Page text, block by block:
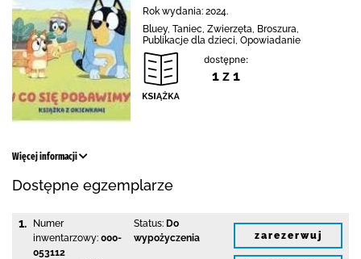
Rok wydania: 2024.
Bluey, Taniec, Zwierzęta, Broszura,
Publikacje dla dzieci, Opowiadanie
dostępne:
1 z 1
Więcej informacji
Dostępne egzemplarze
1.
Numer
inwentarzowy: 000-
053112
Status: Do
wypożyczenia
zarezerwuj